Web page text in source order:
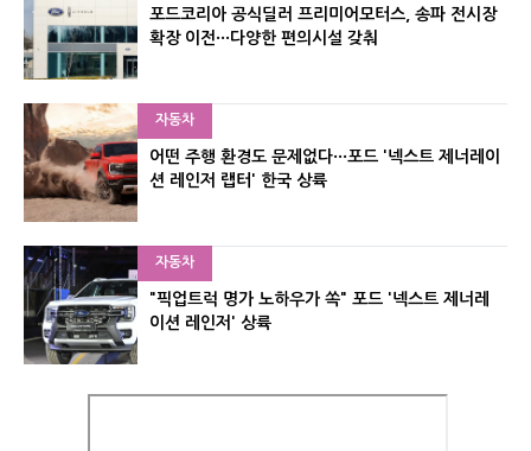
포드코리아 공식딜러 프리미어모터스, 송파 전시장
확장 이전···다양한 편의시설 갖춰
자동차
어떤 주행 환경도 문제없다···포드 '넥스트 제너레이
션 레인저 랩터' 한국 상륙
자동차
"픽업트럭 명가 노하우가 쏙" 포드 '넥스트 제너레
이션 레인저' 상륙